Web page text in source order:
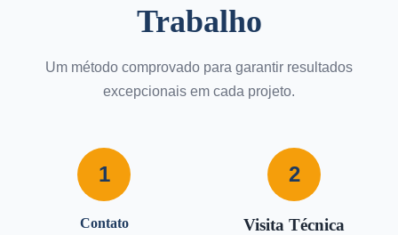
Trabalho
Um método comprovado para garantir resultados
excepcionais em cada projeto.
1
Contato
2
Visita Técnica